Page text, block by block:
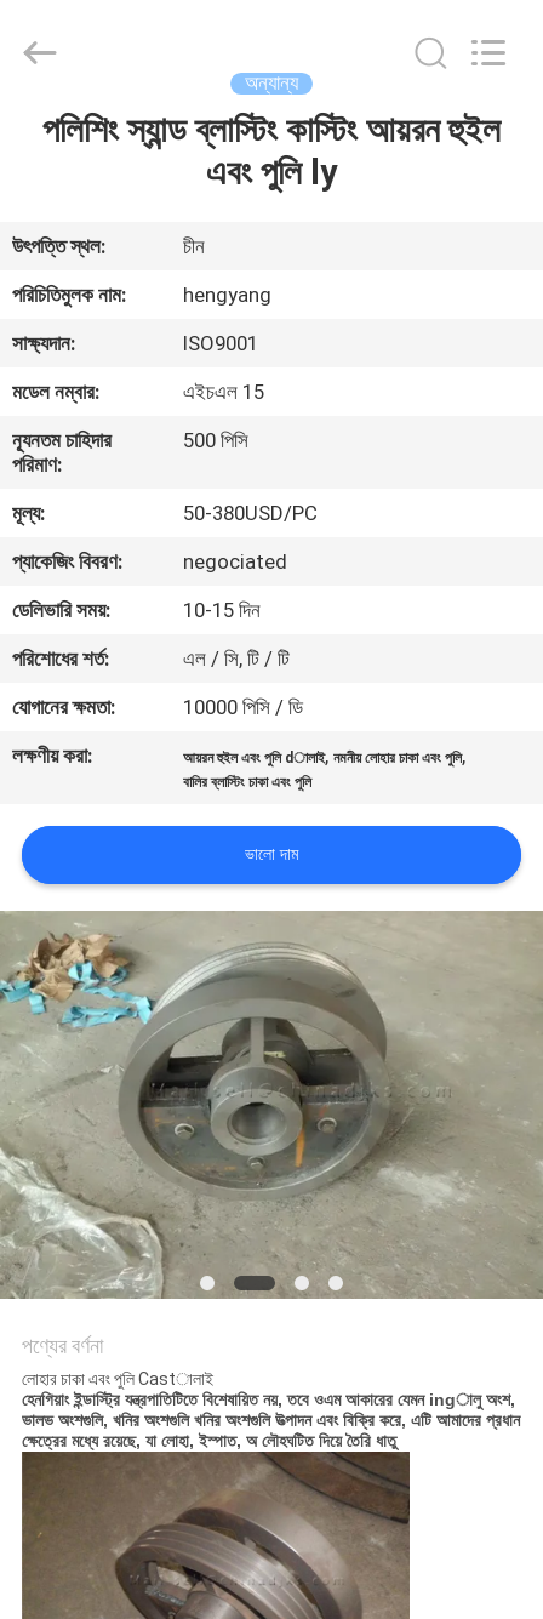
বাড়ি
আমাদের
সম্পর্কে
কারখানা
ভ্রমণ
মান
নিয়ন্ত্রণ
যোগাযোগ
করুন
খবর
মামলা
সাইট
ম্যাপ
গোপনীয়তা
নীতি
Industrial
Reserved.
অন্যান্য
পলিশিং স্যান্ড ব্লাস্টিং কাস্টিং আয়রন হুইল
এবং পুলি ly
উৎপত্তি স্থল:
চীন
পরিচিতিমুলক নাম:
hengyang
সাক্ষ্যদান:
ISO9001
মডেল নম্বার:
এইচএল 15
ন্যূনতম চাহিদার
পরিমাণ:
500 পিসি
মূল্য:
50-380USD/PC
প্যাকেজিং বিবরণ:
negociated
ডেলিভারি সময়:
10-15 দিন
পরিশোধের শর্ত:
এল / সি, টি / টি
যোগানের ক্ষমতা:
10000 পিসি / ডি
লক্ষণীয় করা:
আয়রন হুইল এবং পুলি dালাই,নমনীয় লোহার চাকা এবং পুলি,
বালির ব্লাস্টিং চাকা এবং পুলি
ভালো দাম
পণ্যের বর্ণনা
লোহার চাকা এবং পুলি Castালাই
হেনগিয়াং ইন্ডাস্ট্রি যন্ত্রপাতিটিতে বিশেষায়িত নয়, তবে ওএম আকারের যেমন ingালু অংশ,
ভালভ অংশগুলি, খনির অংশগুলি খনির অংশগুলি উত্পাদন এবং বিক্রি করে, এটি আমাদের প্রধান
ক্ষেত্রের মধ্যে রয়েছে, যা লোহা, ইস্পাত, অ লৌহঘটিত দিয়ে তৈরি ধাতু